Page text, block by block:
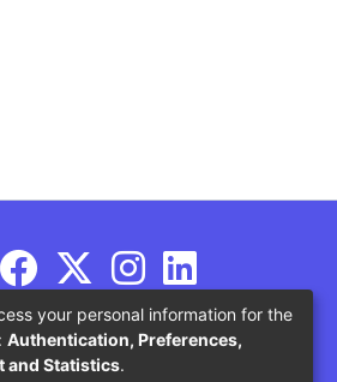
your personal information for the
Authentication, Preferences,
and Statistics.